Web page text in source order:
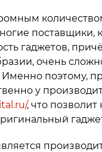
поставщики,
гаджетов,
очень
поэтому,
у
, что позволит